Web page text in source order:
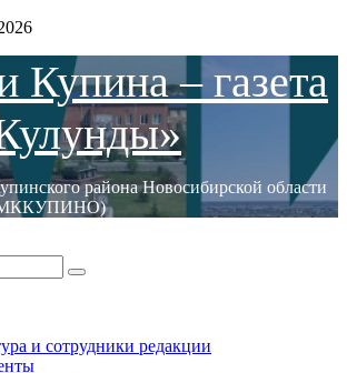
Купина – газета
района Новосибирской области
и сотрудники редакции